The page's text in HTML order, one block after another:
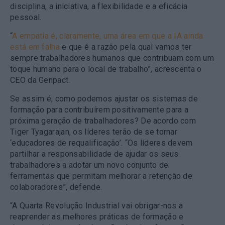
disciplina, a iniciativa, a flexibilidade e a eficácia
pessoal.
“A empatia é, claramente, uma área em que a IA ainda
está em falha e que é a razão pela qual vamos ter
sempre trabalhadores humanos que contribuam com um
toque humano para o local de trabalho”, acrescenta o
CEO da Genpact.
Se assim é, como podemos ajustar os sistemas de
formação para contribuírem positivamente para a
próxima geração de trabalhadores? De acordo com
Tiger Tyagarajan, os líderes terão de se tornar
‘educadores de requalificação’. “Os líderes devem
partilhar a responsabilidade de ajudar os seus
trabalhadores a adotar um novo conjunto de
ferramentas que permitam melhorar a retenção de
colaboradores”, defende.
“A Quarta Revolução Industrial vai obrigar-nos a
reaprender as melhores práticas de formação e